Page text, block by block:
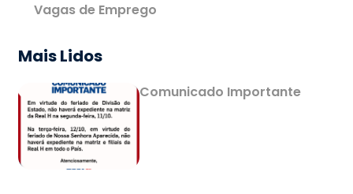
Vagas de Emprego
Mais Lidos
Comunicado Importante